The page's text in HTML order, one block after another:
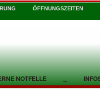
ÖFFNUNGSZEITEN
NOTFELLE _